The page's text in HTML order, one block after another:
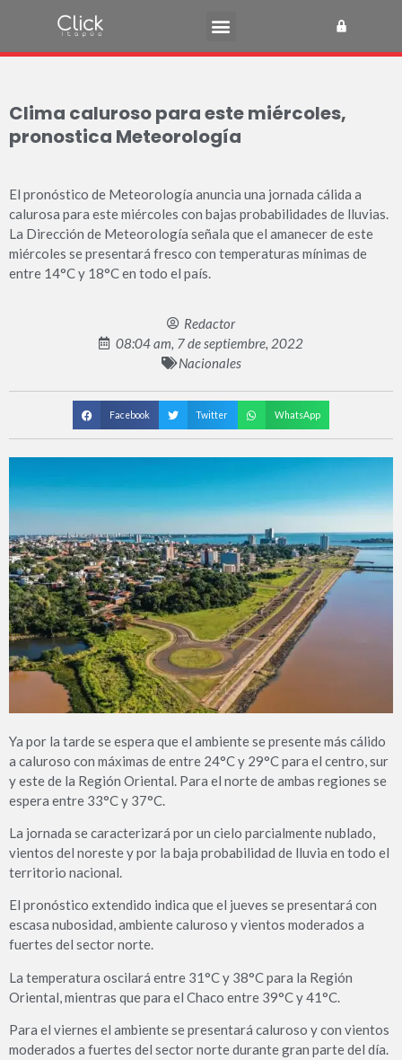
Clima caluroso para este miércoles,
pronostica Meteorología
El pronóstico de Meteorología anuncia una jornada cálida a
calurosa para este miércoles con bajas probabilidades de lluvias.
La Dirección de Meteorología señala que el amanecer de este
miércoles se presentará fresco con temperaturas mínimas de
entre 14°C y 18°C en todo el país.
Redactor
08:04 am, 7 de septiembre, 2022
Nacionales
Facebook Twitter WhatsApp
Ya por la tarde se espera que el ambiente se presente más cálido
a caluroso con máximas de entre 24°C y 29°C para el centro, sur
y este de la Región Oriental. Para el norte de ambas regiones se
espera entre 33°C y 37°C.
La jornada se caracterizará por un cielo parcialmente nublado,
vientos del noreste y por la baja probabilidad de lluvia en todo el
territorio nacional.
El pronóstico extendido indica que el jueves se presentará con
escasa nubosidad, ambiente caluroso y vientos moderados a
fuertes del sector norte.
La temperatura oscilará entre 31°C y 38°C para la Región
Oriental, mientras que para el Chaco entre 39°C y 41°C.
Para el viernes el ambiente se presentará caluroso y con vientos
moderados a fuertes del sector norte durante gran parte del día.